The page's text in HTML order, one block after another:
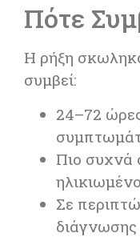
Πότε
Η ρήξη
συμβεί:
24–72
Πιο συχνά
Σε
διάγνωσης